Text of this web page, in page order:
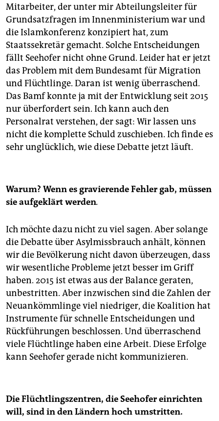
Mitarbeiter, der unter mir Abteilungsleiter für
Grundsatzfragen im Innenministerium war und
die Islamkonferenz konzipiert hat, zum
Staatssekretär gemacht. Solche Entscheidungen
fällt Seehofer nicht ohne Grund. Leider hat er jetzt
das Problem mit dem Bundesamt für Migration
und Flüchtlinge. Daran ist wenig überraschend.
Das Bamf konnte ja mit der Entwicklung seit 2015
nur überfordert sein. Ich kann auch den
Personalrat verstehen, der sagt: Wir lassen uns
nicht die komplette Schuld zuschieben. Ich finde es
sehr unglücklich, wie diese Debatte jetzt läuft.
Warum? Wenn es gravierende Fehler gab, müssen
sie aufgeklärt werden.
Ich möchte dazu nicht zu viel sagen. Aber solange
die Debatte über Asylmissbrauch anhält, können
wir die Bevölkerung nicht davon überzeugen, dass
wir wesentliche Probleme jetzt besser im Griff
haben. 2015 ist etwas aus der Balance geraten,
unbestritten. Aber inzwischen sind die Zahlen der
Neuankömmlinge viel niedriger, die Koalition hat
Instrumente für schnelle Entscheidungen und
Rückführungen beschlossen. Und überraschend
viele Flüchtlinge haben eine Arbeit. Diese Erfolge
kann Seehofer gerade nicht kommunizieren.
Die Flüchtlingszentren, die Seehofer einrichten
will, sind in den Ländern hoch umstritten.